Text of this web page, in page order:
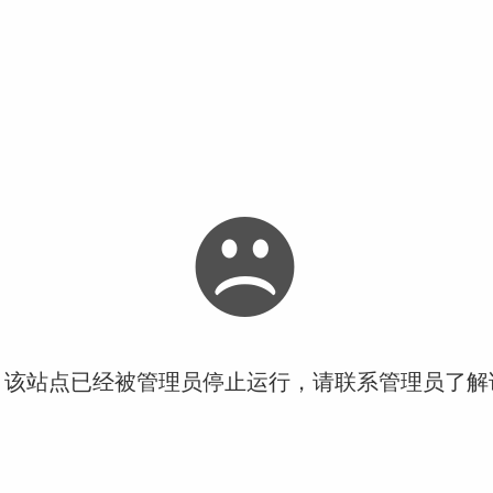
站点已经被管理员停止运行，请联系管理员了